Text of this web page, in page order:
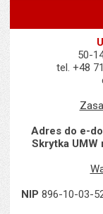
50-
tel. +48
Adres do e-
Skrytka UMW
NIP 896-10-03-